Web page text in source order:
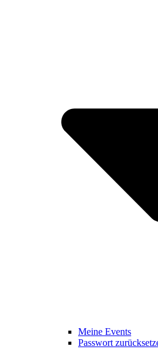
Meine Events
Passwort